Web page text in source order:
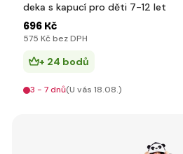
deka s kapucí pro děti 7-12 let
696 Kč
575 Kč bez DPH
+ 24 bodů
3 - 7 dnů(U vás 18.08.)